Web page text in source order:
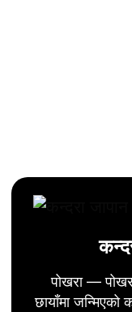
पोखरा —
छायाँमा जन्मिएको